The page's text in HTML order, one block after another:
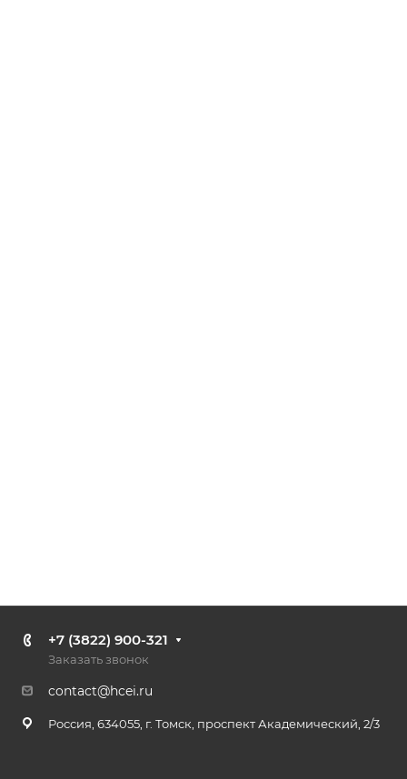
+7 (3822) 900-321
Заказать звонок
contact@hcei.ru
Россия, 634055, г. Томск, проспект Академический, 2/3